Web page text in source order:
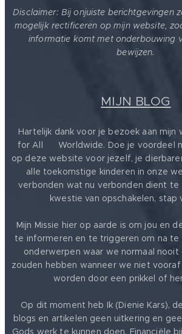
Disclaimer: Bij onjuiste berichtgevingen
mogelijk rectificeren op mijn website,
informatie komt met onderbouwing
bewijzen.
MIJN BLOG
Hartelijk dank voor je bezoek aan mijn
for All ❤️ Worldwide. Doe je voordeel
op deze website voor jezelf, je
alle toekomstige kinderen in onze
verbonden wat nu verbonden dient te
kwestie van opschakelen, stap
Mijn Missie hier op aarde is om jou en
te informeren en te triggeren om na te
onderwerpen waar we normaal
zouden hebben wanneer we niet
worden door een prikkel of
Op dit moment heb Ik (Dienie Kars),
blogs en artikelen geen uitkering en
Gods werk te kunnen doen. Financiële